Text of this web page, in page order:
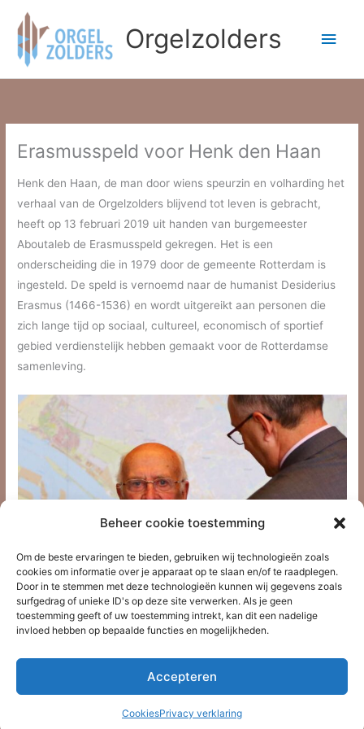
Beheer cookie toestemming
Om de beste ervaringen te bieden, gebruiken wij technologieën zoals
cookies om informatie over je apparaat op te slaan en/of te raadplegen.
Door in te stemmen met deze technologieën kunnen wij gegevens zoals
surfgedrag of unieke ID's op deze site verwerken. Als je geen
toestemming geeft of uw toestemming intrekt, kan dit een nadelige
invloed hebben op bepaalde functies en mogelijkheden.
Accepteren
CookiesPrivacy verklaring
naar
inhoud
Orgelzolders
Erasmusspeld voor Henk den Haan
Henk den Haan, de man door wiens speurzin en volharding het
verhaal van de Orgelzolders blijvend tot leven is gebracht,
heeft op 13 februari 2019 uit handen van burgemeester
Aboutaleb de Erasmusspeld gekregen. Het is een
onderscheiding die in 1979 door de gemeente Rotterdam is
ingesteld. De speld is vernoemd naar de humanist Desiderius
Erasmus (1466-1536) en wordt uitgereikt aan personen die
zich lange tijd op sociaal, cultureel, economisch of sportief
gebied verdienstelijk hebben gemaakt voor de Rotterdamse
samenleving.